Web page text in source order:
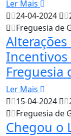
Ler Mais
24-04-2024
Freguesia de
Freguesia
Ler Mais
15-04-2024
Freguesia de
Chegou o